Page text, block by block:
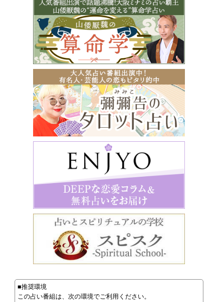
■推奨環境
この占い番組は、次の環境でご利用ください。